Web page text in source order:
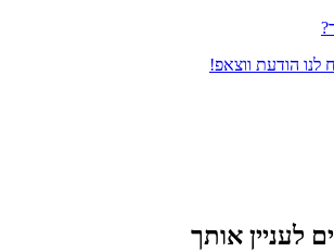
לנו הודעת ווצאפ!
לעניין אותך